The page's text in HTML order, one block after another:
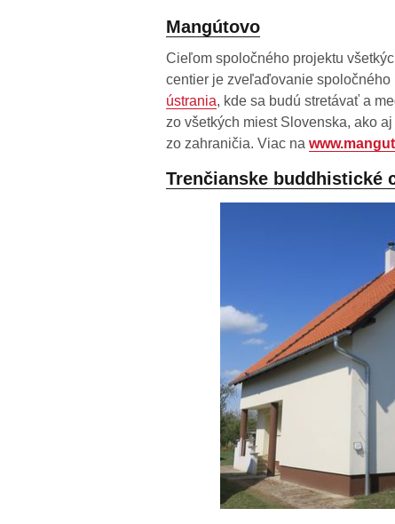
Mangútovo
Cieľom spoločného projektu
centier je zveľaďovanie spoločného
ústrania, kde sa budú stretávať a
zo všetkých miest Slovenska, ako
zo zahraničia. Viac na
Trenčianske buddhistické